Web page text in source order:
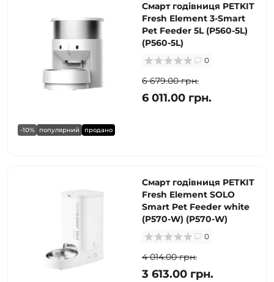
-10% популярний продано
Смарт годівниця PETKIT
Fresh Element 3-Smart
Pet Feeder 5L (P560-5L)
(P560-5L)
0
6 679.00 грн.
6 011.00 грн.
Смарт годівниця PETKIT
Fresh Element SOLO
Smart Pet Feeder white
(P570-W) (P570-W)
0
4 014.00 грн.
3 613.00 грн.